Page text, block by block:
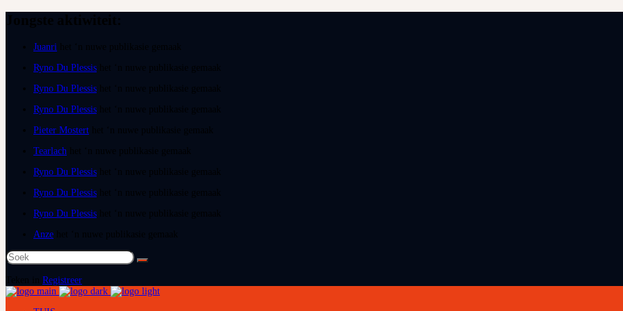
Juanri
Ryno Du Plessis
Ryno Du Plessis
Ryno Du Plessis
Pieter Mostert
Tearlach
Ryno Du Plessis
Ryno Du Plessis
Ryno Du Plessis
Anze
Registreer